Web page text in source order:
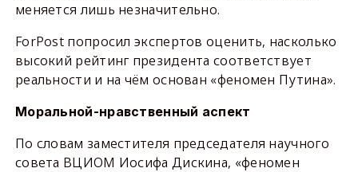
меняется лишь незначительно.
ForPost попросил экспертов оценить, насколько
высокий рейтинг президента соответствует
реальности и на чём основан «феномен Путина».
Моральной-нравственный аспект
По словам заместителя председателя научного
совета ВЦИОМ Иосифа Дискина, «феномен